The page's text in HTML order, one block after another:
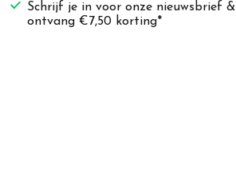
Schrijf je in voor onze nieuwsbrief &
ontvang €7,50 korting*